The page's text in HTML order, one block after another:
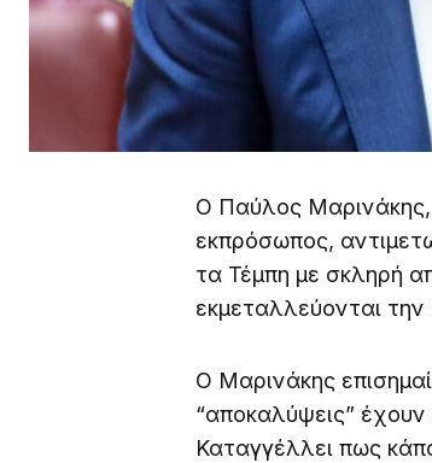
Ο Παύλος Μαρινάκης,
εκπρόσωπος,
τα Τέμπη με σκληρή
εκμεταλλεύονται
Ο Μαρινάκης
“αποκαλύψεις”
Καταγγέλλει πως